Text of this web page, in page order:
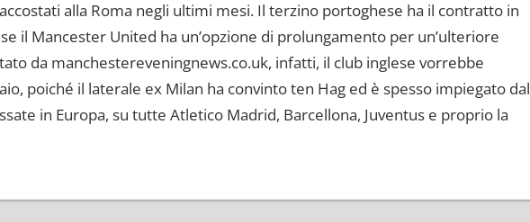
alla Roma negli ultimi mesi. Il terzino portoghese ha il contratto in
il Mancester United ha un’opzione di prolungamento per un’ulteriore
da manchestereveningnews.co.uk, infatti, il club inglese vorrebbe
poiché il laterale ex Milan ha convinto ten Hag ed è spesso impiegato dal
in Europa, su tutte Atletico Madrid, Barcellona, Juventus e proprio la